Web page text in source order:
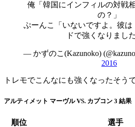
俺「韓国にインフィルの対戦
の？」
ぷーんこ「いないですよ。彼は
ドで強くなりまし
— かずのこ(Kazunoko)
2016
トレモでこんなにも強くなったそう
アルティメット マーヴル VS. カプコン 3 結果
順位
選手